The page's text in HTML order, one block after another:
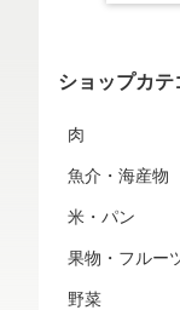
ショップカテ
肉
魚介・海産物
米・パン
果物・フルー
野菜